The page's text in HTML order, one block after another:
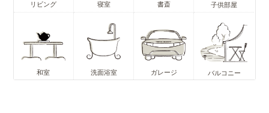
リビング 寝室 書斎 子供部屋
和室 洗面浴室 ガレージ バルコニー